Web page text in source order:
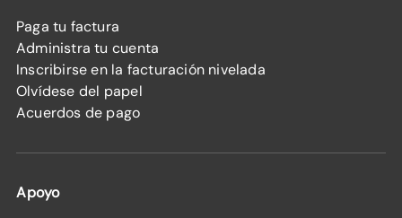
Paga tu factura
Administra tu cuenta
Inscribirse en la facturación nivelada
Olvídese del papel
Acuerdos de pago
Apoyo